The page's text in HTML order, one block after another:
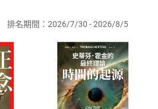
購本店鋪之商品即代表知悉本店鋪
電子書，不得請求退貨退款。
欲取消訂單或辦理退貨時，請登入
將依您的申請進行審核，待審核通過
市場須以整筆訂單為單位進行取消/
放入購物車
Shopping cart
何開始使用？
排名期間：2026/7/30 - 2026/8/5